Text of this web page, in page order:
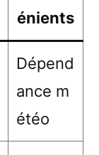
énients
Dépend
ance m
étéo